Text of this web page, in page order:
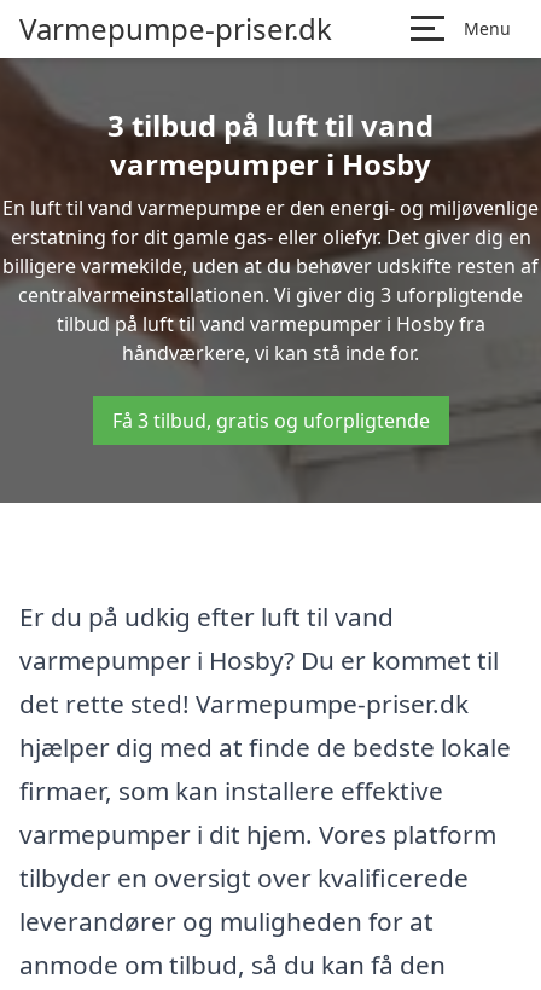
Varmepumpe-priser.dk Menu
3 tilbud på luft til vand
varmepumper i Hosby
En luft til vand varmepumpe er den energi- og miljøvenlige
erstatning for dit gamle gas- eller oliefyr. Det giver dig en
billigere varmekilde, uden at du behøver udskifte resten af
centralvarmeinstallationen. Vi giver dig 3 uforpligtende
tilbud på luft til vand varmepumper i Hosby fra
håndværkere, vi kan stå inde for.
Få 3 tilbud, gratis og uforpligtende
Er du på udkig efter luft til vand
varmepumper i Hosby? Du er kommet til
det rette sted! Varmepumpe-priser.dk
hjælper dig med at finde de bedste lokale
firmaer, som kan installere effektive
varmepumper i dit hjem. Vores platform
tilbyder en oversigt over kvalificerede
leverandører og muligheden for at
anmode om tilbud, så du kan få den